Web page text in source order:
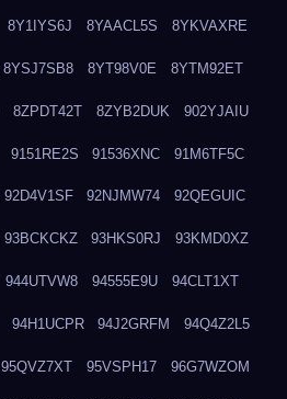
8Y1IYS6J 8YAACL5S 8YKVAXRE
8YSJ7SB8 8YT98V0E 8YTM92ET
8ZPDT42T 8ZYB2DUK 902YJAIU
9151RE2S 91536XNC 91M6TF5C
92D4V1SF 92NJMW74 92QEGUIC
93BCKCKZ 93HKS0RJ 93KMD0XZ
944UTVW8 94555E9U 94CLT1XT
94H1UCPR 94J2GRFM 94Q4Z2L5
95QVZ7XT 95VSPH17 96G7WZOM